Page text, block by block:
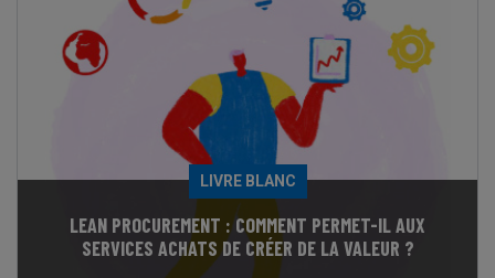
LIVRE BLANC
LEAN PROCUREMENT : COMMENT PERMET-IL AUX
SERVICES ACHATS DE CRÉER DE LA VALEUR ?